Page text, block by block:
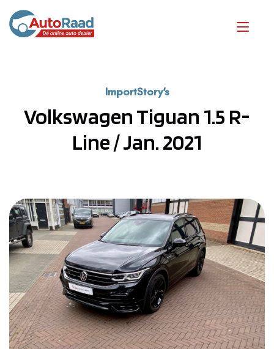
ImportStory's
Volkswagen Tiguan 1.5 R-
Line / Jan. 2021